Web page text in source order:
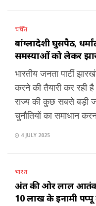
चर्चित
बांग्लादेशी घुसपैठ,
समस्याओं को लेकर
भारतीय जनता पार्टी
करने की तैयारी कर रही
राज्य की कुछ सबसे बड़ी
चुनौतियों का समाधान
4 JULY 2025
भारत
अंत की ओर लाल
10 लाख के इनामी